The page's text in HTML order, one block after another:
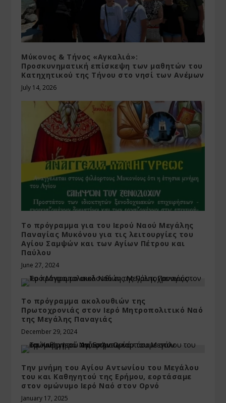
Μύκονος & Τήνος «Αγκαλιά»:
Προσκυνηματική επίσκεψη των μαθητών του
Κατηχητικού της Τήνου στο νησί των Ανέμων
July 14, 2026
Το πρόγραμμα για του Ιερού Ναού Μεγάλης
Παναγίας Μυκόνου για τις λειτουργίες του
Αγίου Σαμψών και των Αγίων Πέτρου και
Παύλου
June 27, 2024
Το πρόγραμμα ακολουθιών της
Πρωτοχρονιάς στον Ιερό Μητροπολιτικό Ναό
της Μεγάλης Παναγιάς
December 29, 2024
Την μνήμη του Αγίου Αντωνίου του Μεγάλου
του και Καθηγητού της Ερήμου, εορτάσαμε
στον ομώνυμο Ιερό Ναό στον Ορνό
January 17, 2025